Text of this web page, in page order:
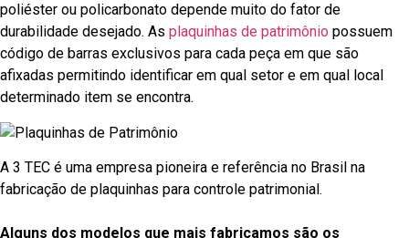
poliéster ou policarbonato depende muito do fator de
durabilidade desejado. As plaquinhas de patrimônio possuem
código de barras exclusivos para cada peça em que são
afixadas permitindo identificar em qual setor e em qual local
determinado item se encontra.
A 3 TEC é uma empresa pioneira e referência no Brasil na
fabricação de plaquinhas para controle patrimonial.
Alguns dos modelos que mais fabricamos são os